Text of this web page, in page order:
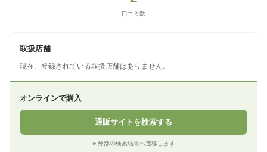
口コミ数
取扱店舗
現在、登録されている取扱店舗はありません。
オンラインで購入
通販サイトを検索する
※ 外部の検索結果へ遷移します